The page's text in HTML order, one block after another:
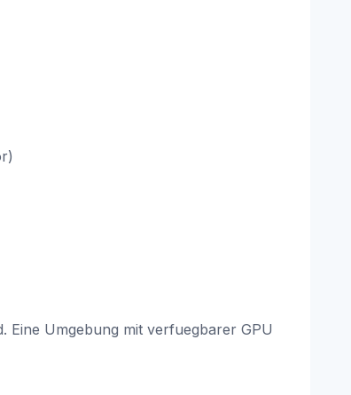
Eine Umgebung mit verfuegbarer GPU